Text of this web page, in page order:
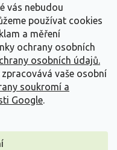
vás nebudou
používat cookies
a měření
ochrany osobních
osobních údajů.
vaše osobní
soukromí a
Google.